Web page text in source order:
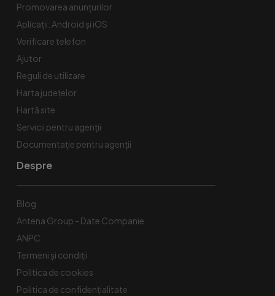
Promovarea anunțurilor
Aplicații: Android și iOS
Verificare telefon
Ajutor
Reguli de utilizare
Harta județelor
Hartă site
Servicii pentru agenții
Documentație pentru agenții
Despre
Blog
Antena Group - Date Companie
ANPC
Termeni și condiții
Politica de cookies
Politica de confidențialitate